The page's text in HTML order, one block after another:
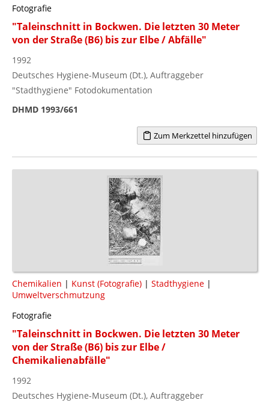
Fotografie
"Taleinschnitt in Bockwen. Die letzten 30 Meter
von der Straße (B6) bis zur Elbe / Abfälle"
1992
Deutsches Hygiene-Museum (Dt.), Auftraggeber
"Stadthygiene" Fotodokumentation
DHMD 1993/661
Zum Merkzettel hinzufügen
Chemikalien | Kunst (Fotografie) | Stadthygiene |
Umweltverschmutzung
Fotografie
"Taleinschnitt in Bockwen. Die letzten 30 Meter
von der Straße (B6) bis zur Elbe /
Chemikalienabfälle"
1992
Deutsches Hygiene-Museum (Dt.), Auftraggeber